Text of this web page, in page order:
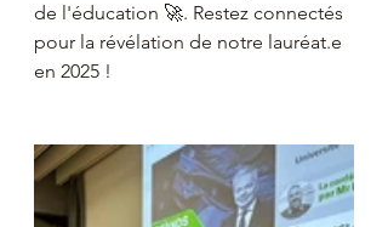
de l'éducation 🚀. Restez connectés
pour la révélation de notre lauréat.e
en 2025 !